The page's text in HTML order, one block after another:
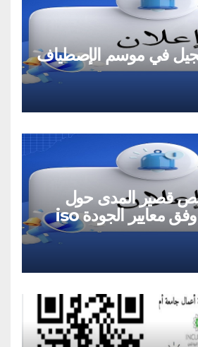
في موسم الإصطياف
قصير المدى حول
إدارة المخابر وفق معايير الجودة iso